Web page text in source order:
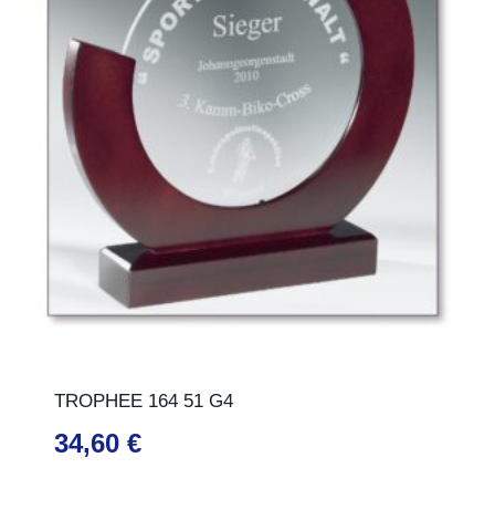
TROPHEE 164 51 G4
34,60 €